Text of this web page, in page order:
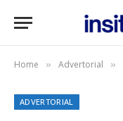
Home » Advertorial »
ADVERTORIAL